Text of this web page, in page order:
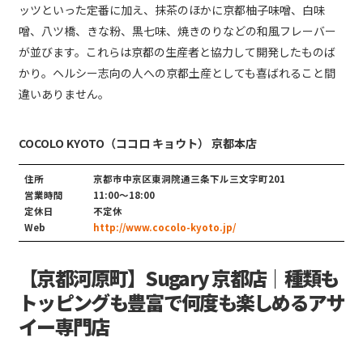
ッツといった定番に加え、抹茶のほかに京都柚子味噌、白味
噌、八ツ橋、きな粉、黒七味、焼きのりなどの和風フレーバー
が並びます。これらは京都の生産者と協力して開発したものば
かり。ヘルシー志向の人への京都土産としても喜ばれること間
違いありません。
COCOLO KYOTO（ココロ キョウト） 京都本店
住所
京都市中京区東洞院通三条下ル三文字町201
営業時間
11:00～18:00
定休日
不定休
Web
http://www.cocolo-kyoto.jp/
【京都河原町】Sugary 京都店｜種類も
トッピングも豊富で何度も楽しめるアサ
イー専門店